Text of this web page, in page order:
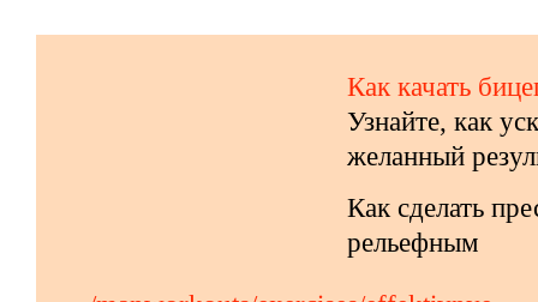
Как качать
Узнайте, как
желанный
Как сделать
рельефным